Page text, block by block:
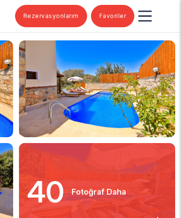
Rezervasyonlarım Favoriler
40 Fotoğraf Daha